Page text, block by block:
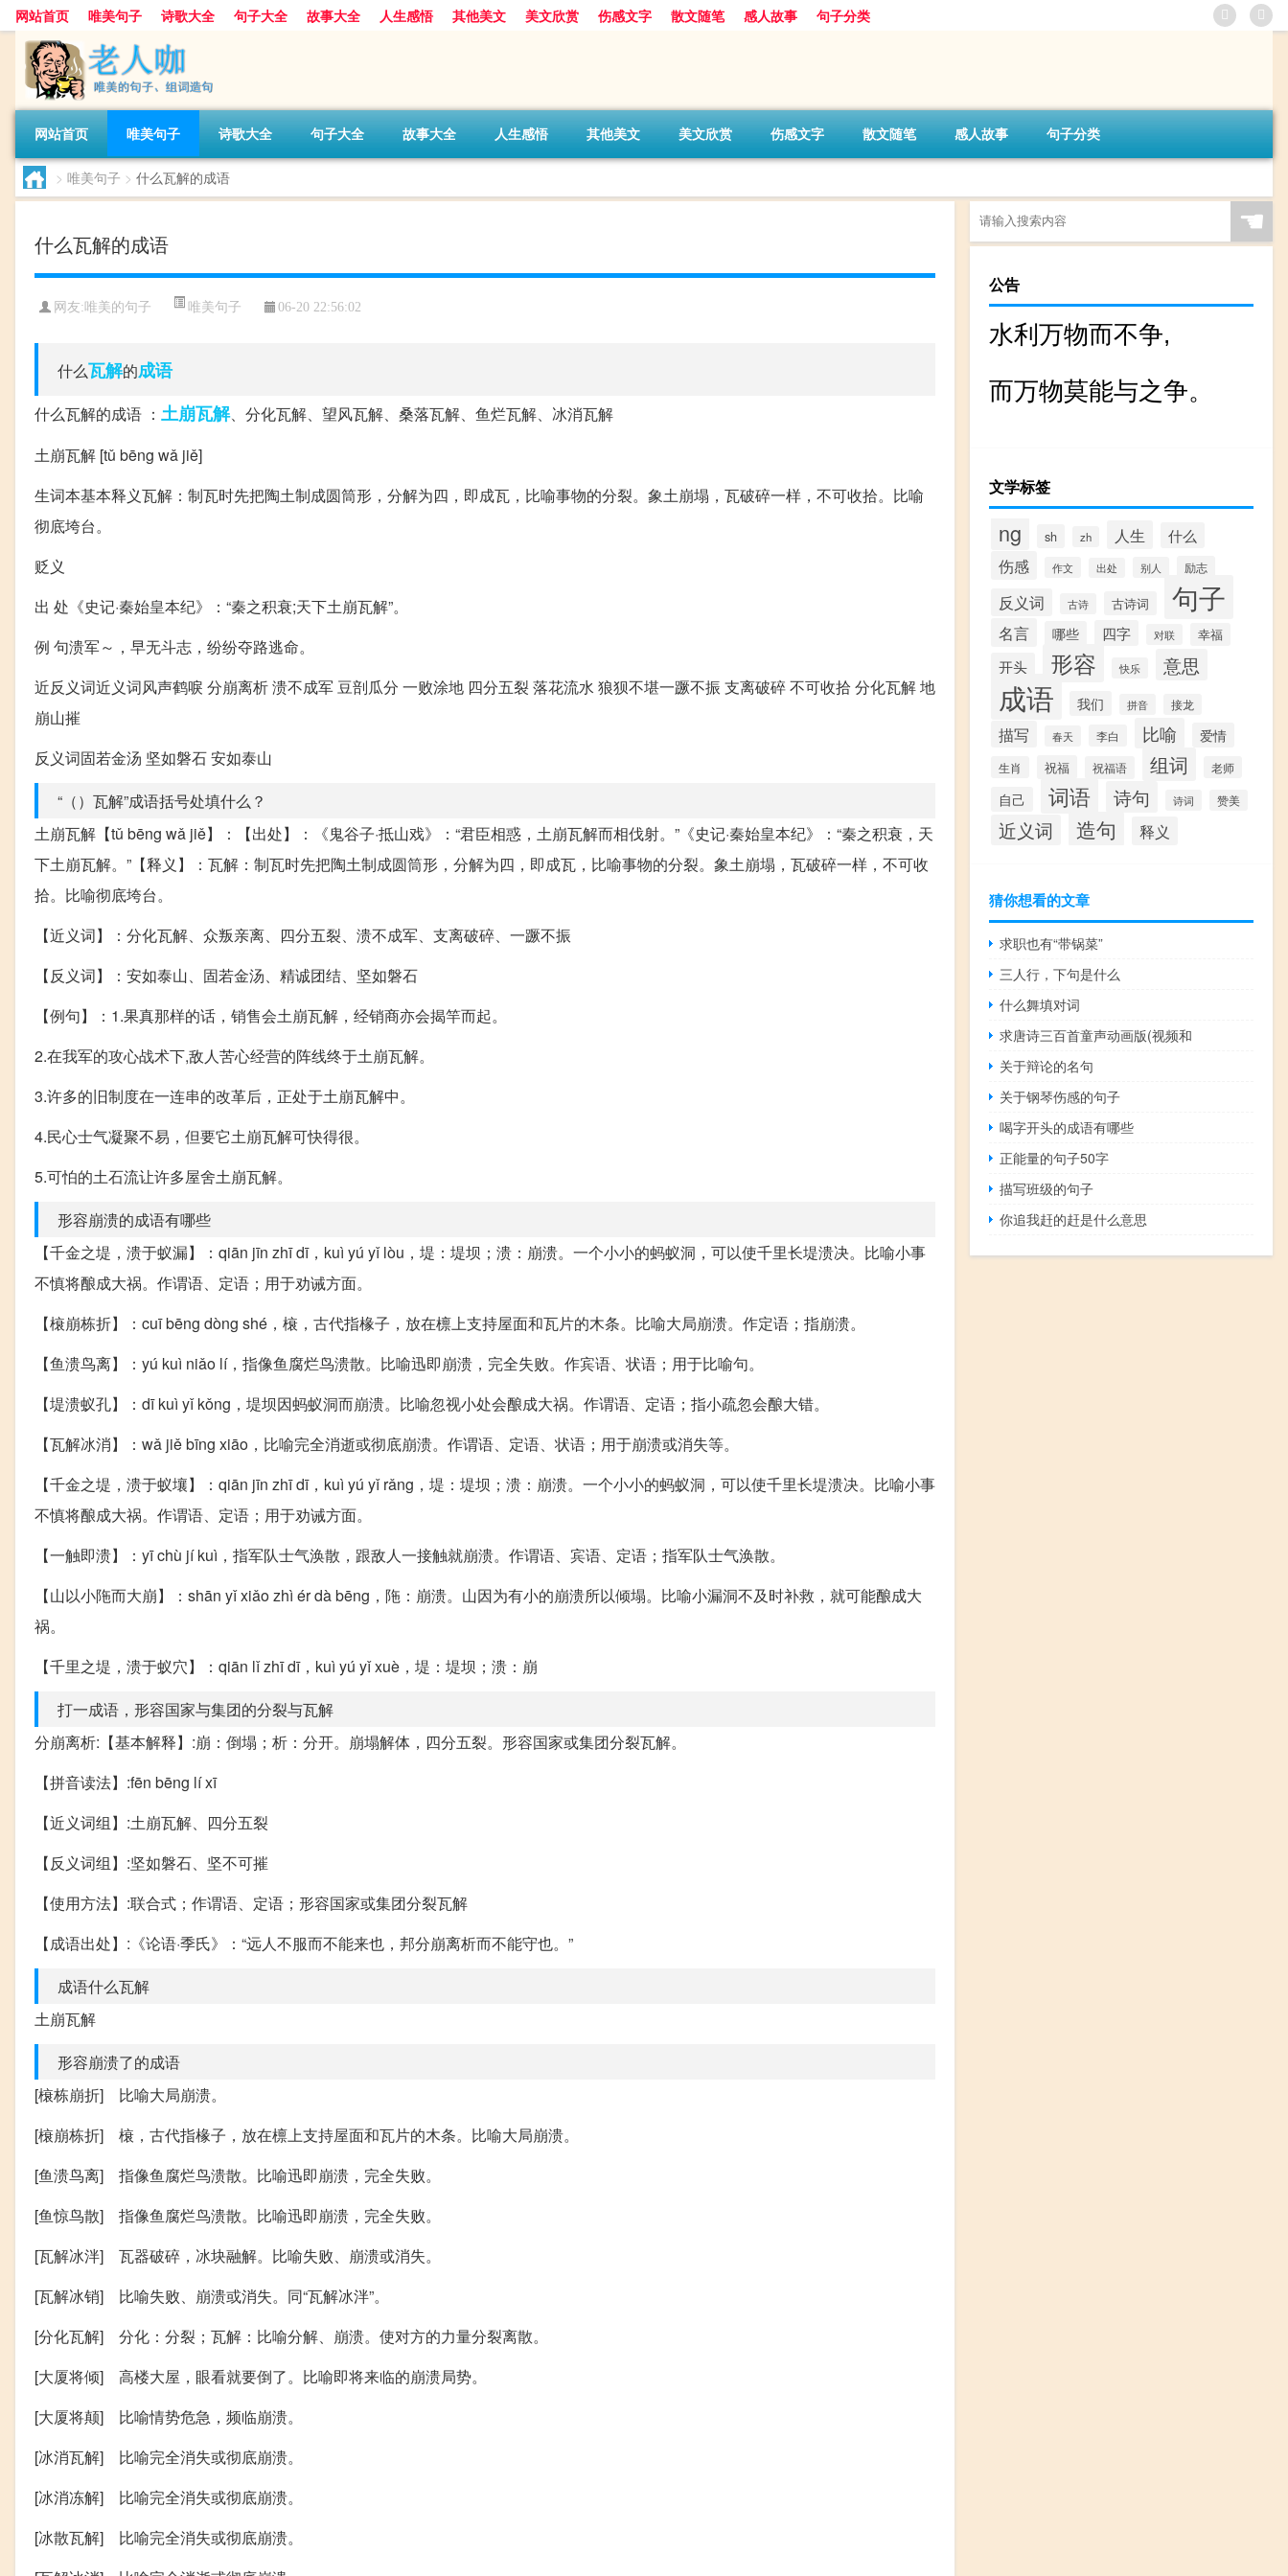
网站首页 唯美句子 诗歌大全 句子大全 故事大全 人生感悟 其他美文 美文欣赏 伤感文字 散文随笔 感人故事 句子分类
网站首页 唯美句子 诗歌大全 句子大全 故事大全 人生感悟 其他美文 美文欣赏 伤感文字 散文随笔 感人故事 句子分类
> 唯美句子 > 什么瓦解的成语
什么瓦解的成语
网友:唯美的句子 唯美句子 06-20 22:56:02
什么瓦解的成语
什么瓦解的成语 ： 土崩瓦解、分化瓦解、望风瓦解、桑落瓦解、鱼烂瓦解、冰消瓦解
土崩瓦解 [tǔ bēng wǎ jiě]
生词本基本释义瓦解：制瓦时先把陶土制成圆筒形，分解为四，即成瓦，比喻事物的分裂。象土崩塌，瓦破碎一样，不可收拾。比喻
彻底垮台。
贬义
出 处《史记·秦始皇本纪》：“秦之积衰;天下土崩瓦解”。
例 句溃军～，早无斗志，纷纷夺路逃命。
近反义词近义词风声鹤唳 分崩离析 溃不成军 豆剖瓜分 一败涂地 四分五裂 落花流水 狼狈不堪一蹶不振 支离破碎 不可收拾 分化瓦解 地
崩山摧
反义词固若金汤 坚如磐石 安如泰山
“（）瓦解”成语括号处填什么？
土崩瓦解【tǔ bēng wǎ jiě】：【出处】：《鬼谷子·抵山戏》：“君臣相惑，土崩瓦解而相伐射。”《史记·秦始皇本纪》：“秦之积衰，天
下土崩瓦解。”【释义】：瓦解：制瓦时先把陶土制成圆筒形，分解为四，即成瓦，比喻事物的分裂。象土崩塌，瓦破碎一样，不可收
拾。比喻彻底垮台。
【近义词】：分化瓦解、众叛亲离、四分五裂、溃不成军、支离破碎、一蹶不振
【反义词】：安如泰山、固若金汤、精诚团结、坚如磐石
【例句】：1.果真那样的话，销售会土崩瓦解，经销商亦会揭竿而起。
2.在我军的攻心战术下,敌人苦心经营的阵线终于土崩瓦解。
3.许多的旧制度在一连串的改革后，正处于土崩瓦解中。
4.民心士气凝聚不易，但要它土崩瓦解可快得很。
5.可怕的土石流让许多屋舍土崩瓦解。
形容崩溃的成语有哪些
【千金之堤，溃于蚁漏】：qiān jīn zhī dī，kuì yú yǐ lòu，堤：堤坝；溃：崩溃。一个小小的蚂蚁洞，可以使千里长堤溃决。比喻小事
不慎将酿成大祸。作谓语、定语；用于劝诫方面。
【榱崩栋折】：cuī bēng dòng shé，榱，古代指椽子，放在檩上支持屋面和瓦片的木条。比喻大局崩溃。作定语；指崩溃。
【鱼溃鸟离】：yú kuì niǎo lí，指像鱼腐烂鸟溃散。比喻迅即崩溃，完全失败。作宾语、状语；用于比喻句。
【堤溃蚁孔】：dī kuì yǐ kǒng，堤坝因蚂蚁洞而崩溃。比喻忽视小处会酿成大祸。作谓语、定语；指小疏忽会酿大错。
【瓦解冰消】：wǎ jiě bīng xiāo，比喻完全消逝或彻底崩溃。作谓语、定语、状语；用于崩溃或消失等。
【千金之堤，溃于蚁壤】：qiān jīn zhī dī，kuì yú yǐ rǎng，堤：堤坝；溃：崩溃。一个小小的蚂蚁洞，可以使千里长堤溃决。比喻小事
不慎将酿成大祸。作谓语、定语；用于劝诫方面。
【一触即溃】：yī chù jí kuì，指军队士气涣散，跟敌人一接触就崩溃。作谓语、宾语、定语；指军队士气涣散。
【山以小陁而大崩】：shān yǐ xiǎo zhì ér dà bēng，陁：崩溃。山因为有小的崩溃所以倾塌。比喻小漏洞不及时补救，就可能酿成大
祸。
【千里之堤，溃于蚁穴】：qiān lǐ zhī dī，kuì yú yǐ xuè，堤：堤坝；溃：崩
打一成语，形容国家与集团的分裂与瓦解
分崩离析:【基本解释】:崩：倒塌；析：分开。崩塌解体，四分五裂。形容国家或集团分裂瓦解。
【拼音读法】:fēn bēng lí xī
【近义词组】:土崩瓦解、四分五裂
【反义词组】:坚如磐石、坚不可摧
【使用方法】:联合式；作谓语、定语；形容国家或集团分裂瓦解
【成语出处】:《论语·季氏》：“远人不服而不能来也，邦分崩离析而不能守也。”
成语什么瓦解
土崩瓦解
形容崩溃了的成语
[榱栋崩折] 比喻大局崩溃。
[榱崩栋折] 榱，古代指椽子，放在檩上支持屋面和瓦片的木条。比喻大局崩溃。
[鱼溃鸟离] 指像鱼腐烂鸟溃散。比喻迅即崩溃，完全失败。
[鱼惊鸟散] 指像鱼腐烂鸟溃散。比喻迅即崩溃，完全失败。
[瓦解冰泮] 瓦器破碎，冰块融解。比喻失败、崩溃或消失。
[瓦解冰销] 比喻失败、崩溃或消失。同“瓦解冰泮”。
[分化瓦解] 分化：分裂；瓦解：比喻分解、崩溃。使对方的力量分裂离散。
[大厦将倾] 高楼大屋，眼看就要倒了。比喻即将来临的崩溃局势。
[大厦将颠] 比喻情势危急，频临崩溃。
[冰消瓦解] 比喻完全消失或彻底崩溃。
[冰消冻解] 比喻完全消失或彻底崩溃。
[冰散瓦解] 比喻完全消失或彻底崩溃。
☚
公告
水利万物而不争,
而万物莫能与之争。
文学标签
ng sh zh 人生 什么
伤感 作文 出处 别人 励志
反义词 古诗 古诗词 句子
名言 哪些 四字 对联 幸福
开头 形容 快乐 意思
成语 我们 拼音 接龙
描写 春天 李白 比喻 爱情
生肖 祝福 祝福语 组词 老师
自己 词语 诗句 诗词 赞美
近义词 造句 释义
猜你想看的文章
求职也有“带锅菜”
三人行，下句是什么
什么舞填对词
求唐诗三百首童声动画版(视频和
关于辩论的名句
关于钢琴伤感的句子
喝字开头的成语有哪些
正能量的句子50字
描写班级的句子
你追我赶的赶是什么意思